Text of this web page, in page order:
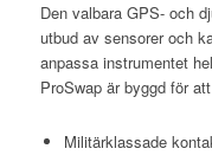
Den valbara GPS- och
utbud av sensorer och
anpassa instrumentet
ProSwap är byggd för
Militärklassade